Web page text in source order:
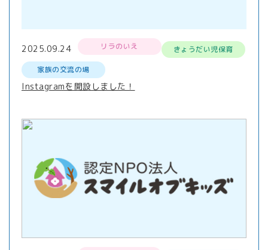
2025.09.24 リラのいえ
きょうだい児保育
家族の交流の場
Instagramを開設しました！